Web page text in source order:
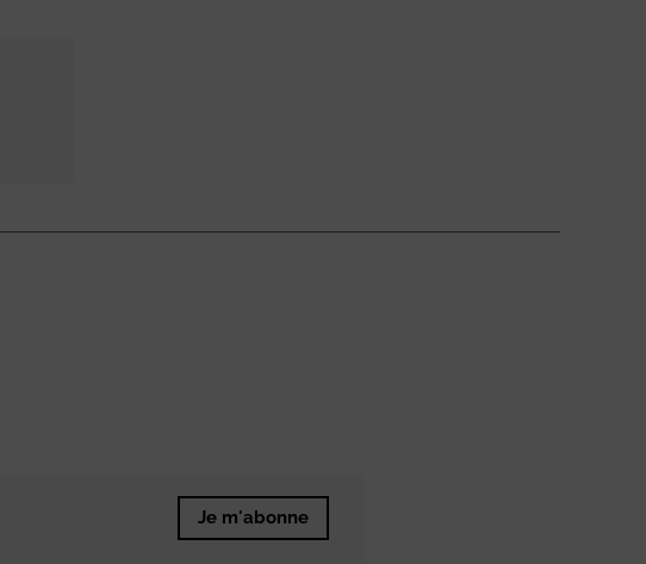
Je m'abonne